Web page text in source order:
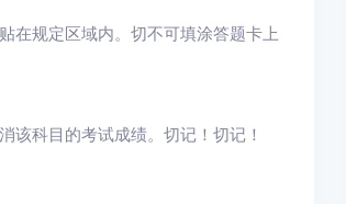
在规定区域内。切不可填涂答题卡上
该科目的考试成绩。切记！切记！